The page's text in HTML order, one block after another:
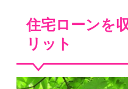
住宅ローンを
リット